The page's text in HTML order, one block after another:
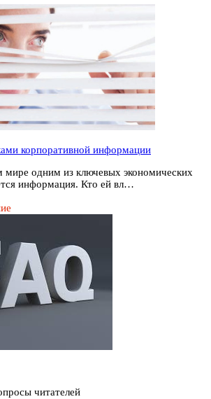
корпоративной информации
мире одним из ключевых экономических
информация. Кто ей вл…
читателей